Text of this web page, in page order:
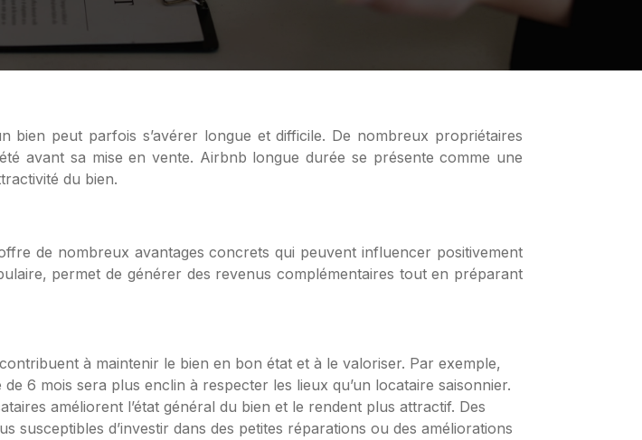
avant sa mise en vente. Airbnb longue durée se présente comme une
du bien.
de nombreux avantages concrets qui peuvent influencer positivement
permet de générer des revenus complémentaires tout en préparant
à maintenir le bien en bon état et à le valoriser. Par exemple,
6 mois sera plus enclin à respecter les lieux qu’un locataire saisonnier.
améliorent l’état général du bien et le rendent plus attractif. Des
susceptibles d’investir dans des petites réparations ou des améliorations